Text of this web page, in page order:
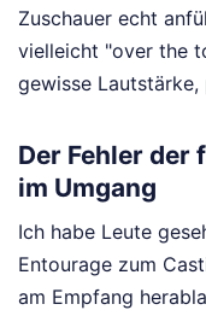
Zuschauer echt
vielleicht "over the
gewisse
Der Fehler
im Umgang
Ich habe Leute
Entourage zum
am Empfang